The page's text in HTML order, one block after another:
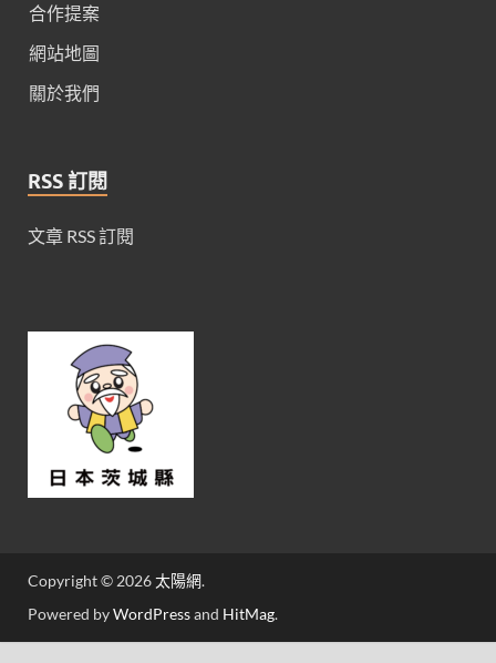
合作提案
網站地圖
關於我們
RSS 訂閱
文章 RSS 訂閱
Copyright © 2026太陽網.
Powered byWordPressand HitMag.